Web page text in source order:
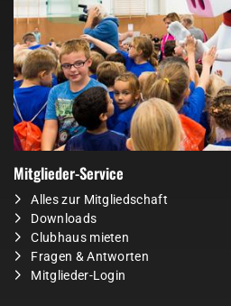
Mitglieder-Service
Alles zur Mitgliedschaft
Downloads
Clubhaus mieten
Fragen & Antworten
Mitglieder-Login